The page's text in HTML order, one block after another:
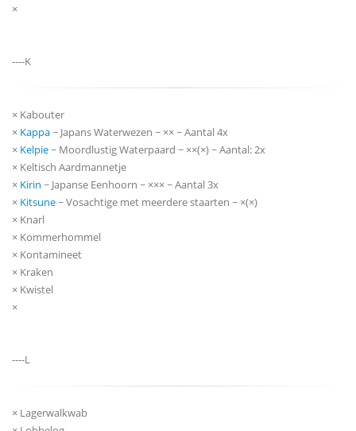
×
----K
× Kabouter
× Kappa~ Japans Waterwezen ~ ×× ~ Aantal 4x
× Kelpie~ Moordlustig Waterpaard ~ ××(×) ~ Aantal: 2x
× Keltisch Aardmannetje
× Kirin ~ Japanse Eenhoorn ~ ××× ~ Aantal 3x
× Kitsune~ Vosachtige met meerdere staarten ~ ×(×)
× Knarl
× Kommerhommel
× Kontamineet
× Kraken
× Kwistel
×
----L
× Lagerwalkwab